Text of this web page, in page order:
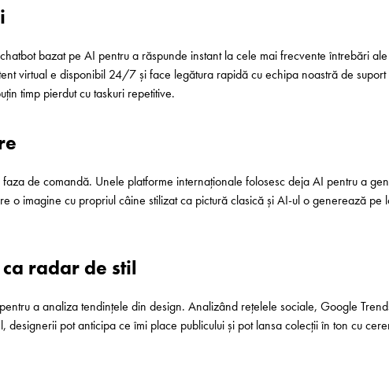
bazat pe AI pentru a răspunde instant la cele mai frecvente întrebări
virtual e disponibil 24/7 și face legătura rapidă cu echipa noastră de
timp pierdut cu taskuri repetitive.
de comandă. Unele platforme internaționale folosesc deja AI pentru a
o imagine cu propriul câine stilizat ca pictură clasică și AI-ul o generează pe
radar de stil
a analiza tendințele din design. Analizând rețelele sociale, Google
designerii pot anticipa ce îmi place publicului și pot lansa colecții în ton cu